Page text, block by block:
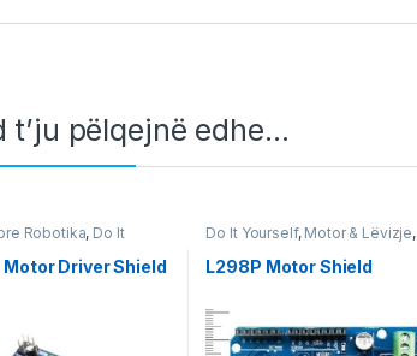
t’ju pëlqejnë edhe…
Robotika, Do It
Motor Driver Shield
Do It Yourself, Motor & Lëvizje,
L298P Motor Shield